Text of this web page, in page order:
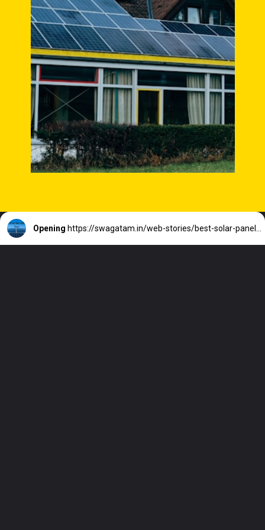
Opening https://swagatam.in/web-stories/best-solar-panels-in-india/